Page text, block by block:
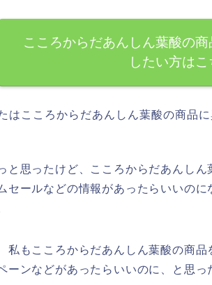
こころからだあんしん葉酸の
したい方はこ
はこころからだあんしん葉酸の商品
と思ったけど、こころからだあんし
セールなどの情報があったらいいの
私もこころからだあんしん葉酸の商
ーンなどがあったらいいのに、と思っ